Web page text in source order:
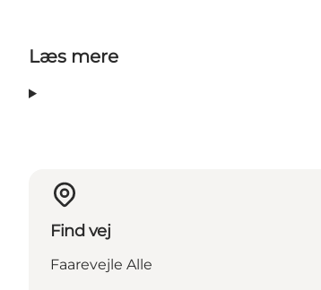
Læs mere
Find vej
Faarevejle Alle